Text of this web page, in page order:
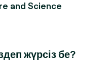
and Science
жүрсіз бе?